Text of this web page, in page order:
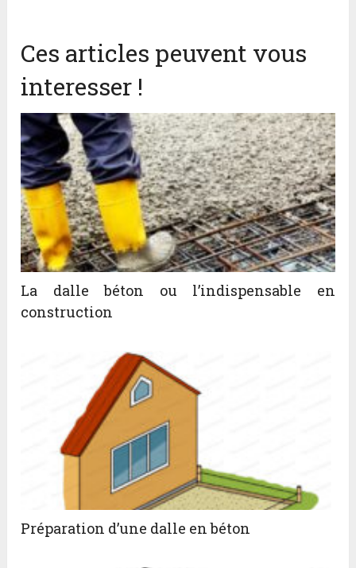
Ces articles peuvent vous
interesser !
La dalle béton ou l’indispensable en
construction
Préparation d’une dalle en béton